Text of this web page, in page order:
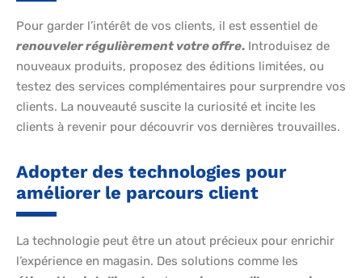
Pour garder l’intérêt de vos clients, il est essentiel de
renouveler régulièrement votre offre. Introduisez de
nouveaux produits, proposez des éditions limitées, ou
testez des services complémentaires pour surprendre vos
clients. La nouveauté suscite la curiosité et incite les
clients à revenir pour découvrir vos dernières trouvailles.
Adopter des technologies pour
améliorer le parcours client
La technologie peut être un atout précieux pour enrichir
l’expérience en magasin. Des solutions comme les